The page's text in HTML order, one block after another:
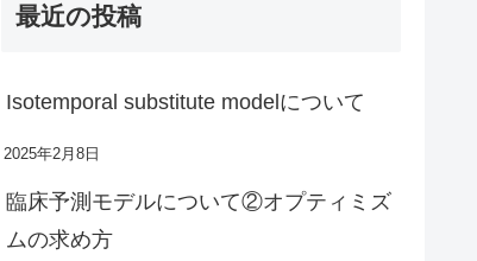
最近の投稿
Isotemporal substitute modelについて
2025年2月8日
臨床予測モデルについて②オプティミズ
ムの求め方